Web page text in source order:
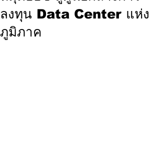
ลงทุน Data Center แห่ง
ภูมิภาค